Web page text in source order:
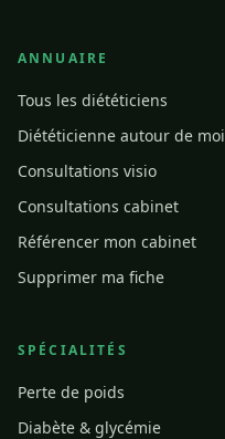
ANNUAIRE
Tous les diététiciens
Diététicienne autour de moi
Consultations visio
Consultations cabinet
Référencer mon cabinet
Supprimer ma fiche
SPÉCIALITÉS
Perte de poids
Diabète & glycémie